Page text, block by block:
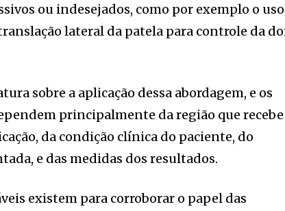
ou indesejados, como por exemplo o uso
lateral da patela para controle da
sobre a aplicação dessa abordagem, e os
principalmente da região que recebe
da condição clínica do paciente, do
e das medidas dos resultados.
existem para corroborar o papel das